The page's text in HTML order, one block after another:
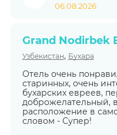
06.08.2026
Grand Nodirbek
Узбекистан, Бухара
Отель очень
старинных, очень
бухарских евреев,
доброжелательный,
расположение в
словом - Супер!